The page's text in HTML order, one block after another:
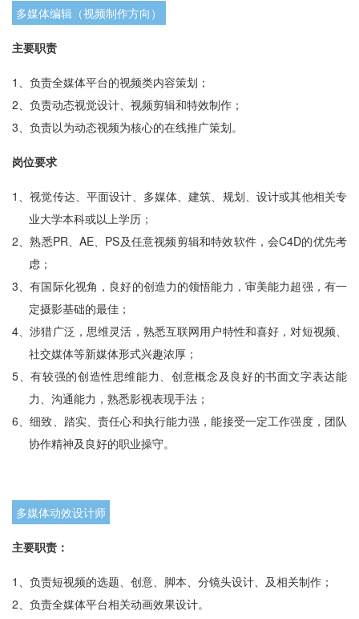
多媒体编辑（视频制作方向）
主要职责
1、 负责全媒体平台的视频类内容策划；
2、 负责动态视觉设计、视频剪辑和特效制作；
3、 负责以为动态视频为核心的在线推广策划。
岗位要求
1、视觉传达、平面设计、多媒体、建筑、规划、设计或其他相关专
业大学本科或以上学历；
2、熟悉PR、AE、PS及任意视频剪辑和特效软件，会C4D的优先考
虑；
3、有国际化视角，良好的创造力的领悟能力，审美能力超强，有一
定摄影基础的最佳；
4、涉猎广泛，思维灵活，熟悉互联网用户特性和喜好，对短视频、
社交媒体等新媒体形式兴趣浓厚；
5、有较强的创造性思维能力、创意概念及良好的书面文字表达能
力、沟通能力，熟悉影视表现手法；
6、细致、踏实、责任心和执行能力强，能接受一定工作强度，团队
协作精神及良好的职业操守。
多媒体动效设计师
主要职责：
1、 负责短视频的选题、创意、脚本、分镜头设计、及相关制作；
2、 负责全媒体平台相关动画效果设计。